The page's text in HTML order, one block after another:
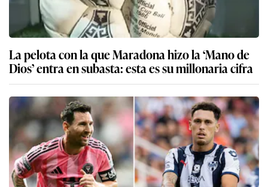
La pelota con la que Maradona hizo la ‘Mano de
Dios’ entra en subasta: esta es su millonaria cifra